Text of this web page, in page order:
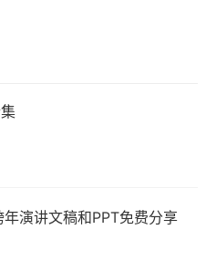
演讲文稿和PPT免费分享